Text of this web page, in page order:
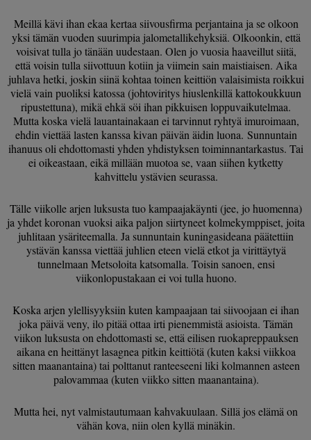
Meillä kävi ihan ekaa kertaa siivousfirma perjantaina ja se olkoon
yksi tämän vuoden suurimpia jalometallikehyksiä. Olkoonkin, että
voisivat tulla jo tänään uudestaan. Olen jo vuosia haaveillut siitä,
että voisin tulla siivottuun kotiin ja viimein sain maistiaisen. Aika
juhlava hetki, joskin siinä kohtaa toinen keittiön valaisimista roikkui
vielä vain puoliksi katossa (johtoviritys hiuslenkillä kattokoukkuun
ripustettuna), mikä ehkä söi ihan pikkuisen loppuvaikutelmaa.
Mutta koska vielä lauantainakaan ei tarvinnut ryhtyä imuroimaan,
ehdin viettää lasten kanssa kivan päivän äidin luona. Sunnuntain
ihanuus oli ehdottomasti yhden yhdistyksen toiminnantarkastus. Tai
ei oikeastaan, eikä millään muotoa se, vaan siihen kytketty
kahvittelu ystävien seurassa.
Tälle viikolle arjen luksusta tuo kampaajakäynti (jee, jo huomenna)
ja yhdet koronan vuoksi aika paljon siirtyneet kolmekymppiset, joita
juhlitaan ysäriteemalla. Ja sunnuntain kuningasideana päätettiin
ystävän kanssa viettää juhlien eteen vielä etkot ja virittäytyä
tunnelmaan Metsoloita katsomalla. Toisin sanoen, ensi
viikonlopustakaan ei voi tulla huono.
Koska arjen ylellisyyksiin kuten kampaajaan tai siivoojaan ei ihan
joka päivä veny, ilo pitää ottaa irti pienemmistä asioista. Tämän
viikon luksusta on ehdottomasti se, että eilisen ruokapreppauksen
aikana en heittänyt lasagnea pitkin keittiötä (kuten kaksi viikkoa
sitten maanantaina) tai polttanut ranteeseeni liki kolmannen asteen
palovammaa (kuten viikko sitten maanantaina).
Mutta hei, nyt valmistautumaan kahvakuulaan. Sillä jos elämä on
vähän kova, niin olen kyllä minäkin.